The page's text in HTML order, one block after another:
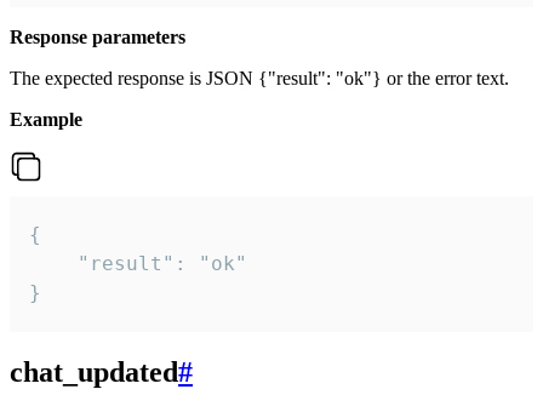
Response parameters
The expected response is JSON {"result": "ok"} or the error text.
Example
{
    "result": "ok"
}
chat_updated#